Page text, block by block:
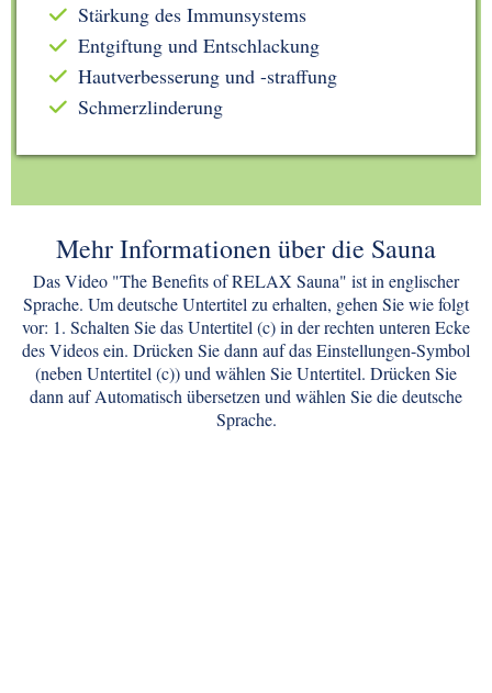
Stärkung des Immunsystems
Entgiftung und Entschlackung
Hautverbesserung und -straffung
Schmerzlinderung
Mehr Informationen über die Sauna
Das Video "The Benefits of RELAX Sauna" ist in englischer
Sprache. Um deutsche Untertitel zu erhalten, gehen Sie wie folgt
vor: 1. Schalten Sie das Untertitel (c) in der rechten unteren Ecke
des Videos ein. Drücken Sie dann auf das Einstellungen-Symbol
(neben Untertitel (c)) und wählen Sie Untertitel. Drücken Sie
dann auf Automatisch übersetzen und wählen Sie die deutsche
Sprache.